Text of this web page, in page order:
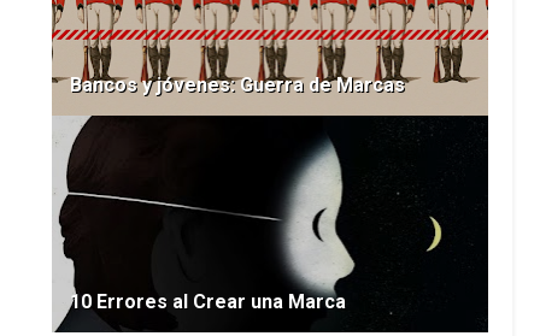
Bancos y jóvenes: Guerra de Marcas
10 Errores al Crear una Marca